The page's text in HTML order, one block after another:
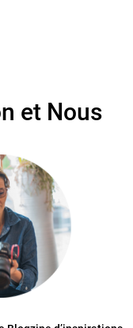
et Nous